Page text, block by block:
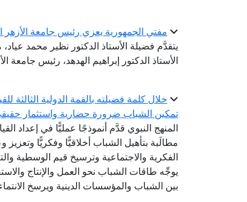
مفتي الجمهورية يعزي رئيس جامعة الأزهر
يتقدَّم فضيلة الأستاذ الدكتور نظير محمد
الأستاذ الدكتور إبراهيم الهدهد، رئيس جامعة
خلال كلمة فضيلته بالقمة الدولية الثالثة
تمكين الشباب ضرورة حضارية واستثمار
المنهج النبوي قدَّم أنموذجًا عمليًّا في إعداد
مطالَبة بتأهيل الشباب أخلاقيًّا وفكريًّا
الفكرية والاجتماعية وترسيخ قيم الوسطية
يوجِّه طاقات الشباب نحو العمل والإنتاج
بين الشباب والمؤسسات الدينية ويرسخ